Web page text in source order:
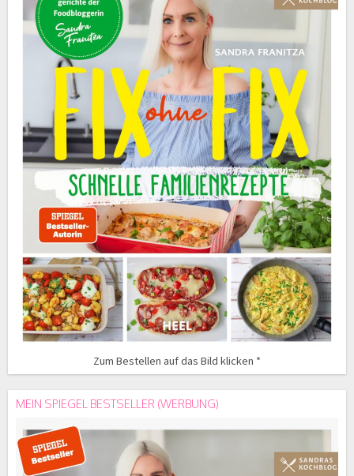
Zum Bestellen auf das Bild klicken *
MEIN SPIEGEL BESTSELLER (WERBUNG)